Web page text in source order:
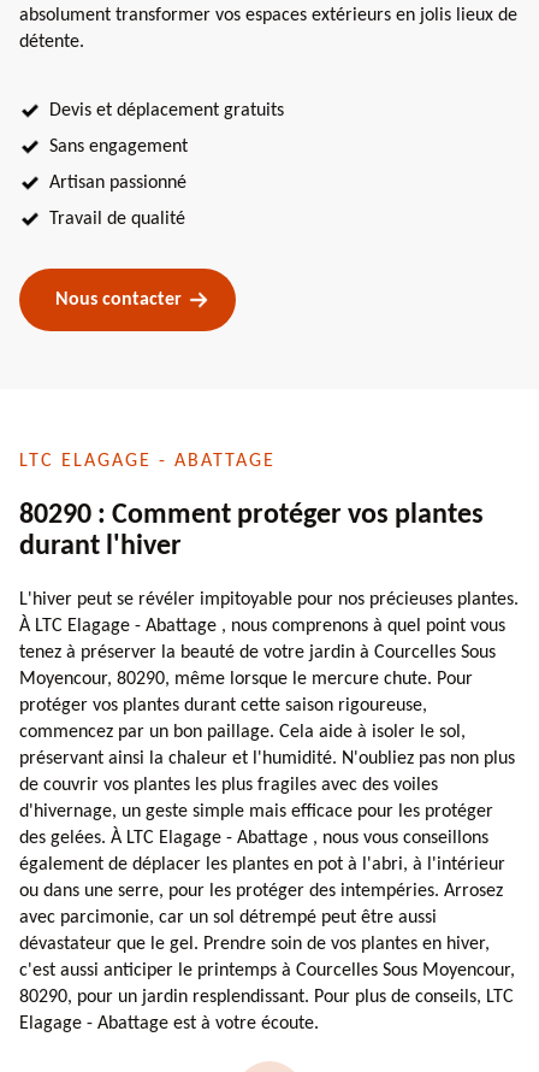
absolument transformer vos espaces extérieurs en jolis lieux de
détente.
Devis et déplacement gratuits
Sans engagement
Artisan passionné
Travail de qualité
Nous contacter
LTC ELAGAGE - ABATTAGE
80290 : Comment protéger vos plantes
durant l'hiver
L'hiver peut se révéler impitoyable pour nos précieuses plantes.
À LTC Elagage - Abattage , nous comprenons à quel point vous
tenez à préserver la beauté de votre jardin à Courcelles Sous
Moyencour, 80290, même lorsque le mercure chute. Pour
protéger vos plantes durant cette saison rigoureuse,
commencez par un bon paillage. Cela aide à isoler le sol,
préservant ainsi la chaleur et l'humidité. N'oubliez pas non plus
de couvrir vos plantes les plus fragiles avec des voiles
d'hivernage, un geste simple mais efficace pour les protéger
des gelées. À LTC Elagage - Abattage , nous vous conseillons
également de déplacer les plantes en pot à l'abri, à l'intérieur
ou dans une serre, pour les protéger des intempéries. Arrosez
avec parcimonie, car un sol détrempé peut être aussi
dévastateur que le gel. Prendre soin de vos plantes en hiver,
c'est aussi anticiper le printemps à Courcelles Sous Moyencour,
80290, pour un jardin resplendissant. Pour plus de conseils, LTC
Elagage - Abattage est à votre écoute.